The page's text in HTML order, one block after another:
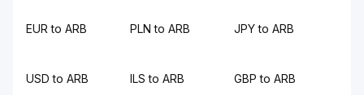
EUR to ARB PLN to ARB JPY to ARB
USD to ARB ILS to ARB GBP to ARB